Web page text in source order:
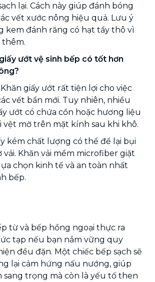
lại. Cách này giúp đánh bóng
vết xước nông hiệu quả. Lưu ý
kem đánh răng có hạt tẩy thô vì
thêm.
ướt vệ sinh bếp có tốt hơn
Khăn giấy ướt rất tiện lợi cho việc
vết bẩn mới. Tuy nhiên, nhiều
ướt có chứa cồn hoặc hương liệu
vệt mờ trên mặt kính sau khi khô.
kém chất lượng có thể để lại bụi
vải. Khăn vải mềm microfiber giặt
chọn kinh tế và an toàn nhất
bếp.
từ và bếp hồng ngoại thực ra
tạp nếu bạn nắm vững quy
đều đặn. Một chiếc bếp sạch sẽ
lại cảm hứng nấu nướng, giúp
sang trọng mà còn là yếu tố then